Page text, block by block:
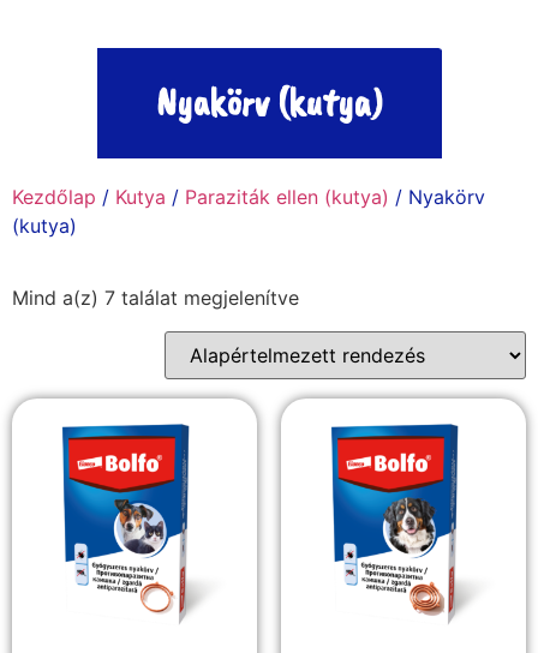
Nyakörv (kutya)
Kezdőlap / Kutya / Paraziták ellen (kutya) / Nyakörv
(kutya)
Mind a(z) 7 találat megjelenítve